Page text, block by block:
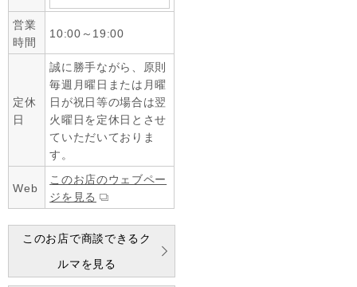
営業
時間
10:00～19:00
定休
日
誠に勝手ながら、原則
毎週月曜日または月曜
日が祝日等の場合は翌
火曜日を定休日とさせ
ていただいておりま
す。
Web
このお店のウェブペー
ジを見る
このお店で商談できるク
ルマを見る